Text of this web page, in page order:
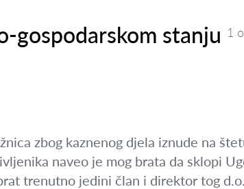
gospodarskom stanju 1
zbog kaznenog djela iznude na
naveo je mog brata da sklopi
trenutno jedini član i direktor tog